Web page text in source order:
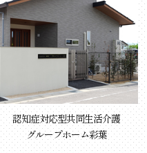
認知症対応型共同生活介護
グループホーム彩葉